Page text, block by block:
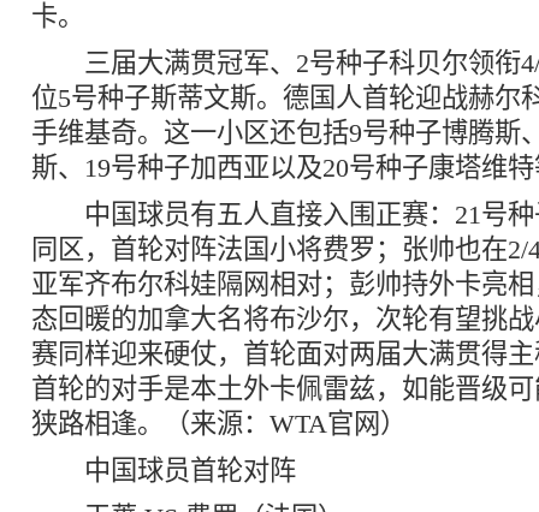
卡。
三届大满贯冠军、2号种子科贝尔领衔
位5号种子斯蒂文斯。德国人首轮迎战赫尔
手维基奇。这一小区还包括9号种子博腾斯
斯、19号种子加西亚以及20号种子康塔维
中国球员有五人直接入围正赛：21号种
同区，首轮对阵法国小将费罗；张帅也在
亚军齐布尔科娃隔网相对；彭帅持外卡亮
态回暖的加拿大名将布沙尔，次轮有望挑
赛同样迎来硬仗，首轮面对两届大满贯得
首轮的对手是本土外卡佩雷兹，如能晋级
狭路相逢。（来源：WTA官网）
中国球员首轮对阵